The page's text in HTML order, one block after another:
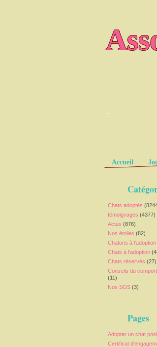
.
Pages
Accueil
Chats adoptés
témoignages (4377)
Actus (876)
Nos étoiles (82)
Chatons à l'adoption
Chats à l'adoption
Chats réservés (27)
Conseils du
(11)
Nos SOS (3)
Pages
Adopter un chat
Certificat